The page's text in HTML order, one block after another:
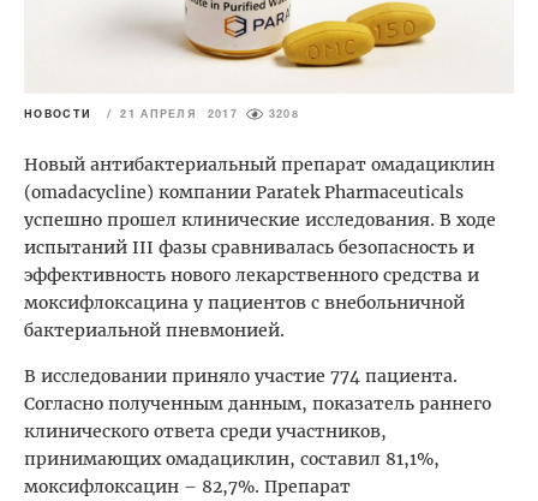
НОВОСТИ / 21 АПРЕЛЯ 2017 3208
Новый антибактериальный препарат омадациклин
(omadacycline) компании Paratek Pharmaceuticals
успешно прошел клинические исследования. В ходе
испытаний III фазы сравнивалась безопасность и
эффективность нового лекарственного средства и
моксифлоксацина у пациентов с внебольничной
бактериальной пневмонией.
В исследовании приняло участие 774 пациента.
Согласно полученным данным, показатель раннего
клинического ответа среди участников,
принимающих омадациклин, составил 81,1%,
моксифлоксацин – 82,7%. Препарат